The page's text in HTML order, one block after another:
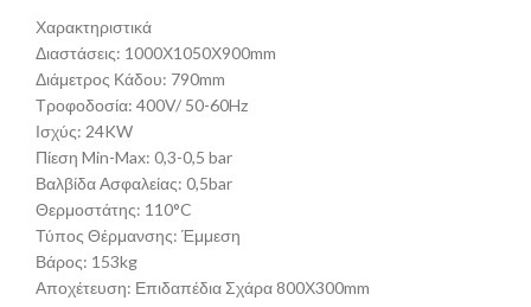
Χαρακτηριστικά
Διαστάσεις: 1000Χ1050Χ900mm
Διάμετρος Κάδου: 790mm
Τροφοδοσία: 400V/ 50-60Hz
Ισχύς: 24KW
Πίεση Min-Max: 0,3-0,5 bar
Βαλβίδα Ασφαλείας: 0,5bar
Θερμοστάτης: 110°C
Τύπος Θέρμανσης: Έμμεση
Βάρος: 153kg
Αποχέτευση: Επιδαπέδια Σχάρα 800Χ300mm